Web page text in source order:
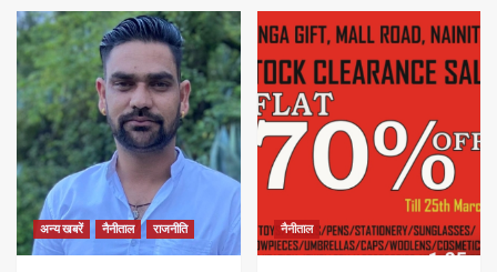
अन्य खबरें नैनीताल राजनीति नैनीताल